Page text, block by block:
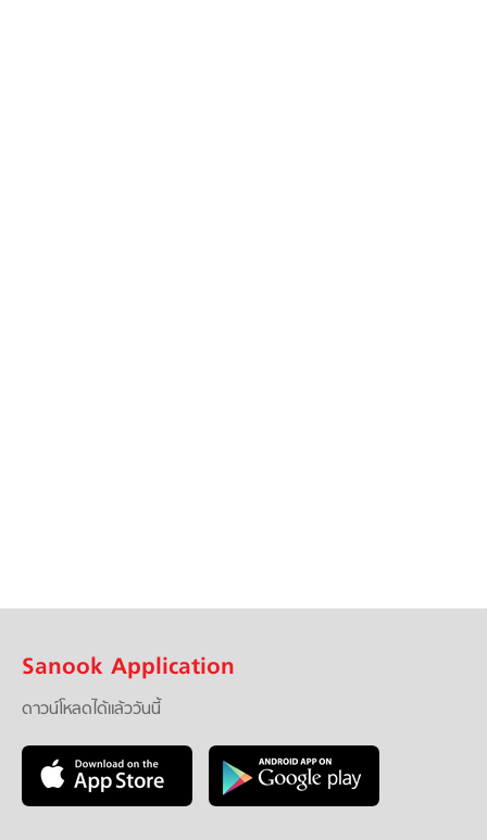
Sanook Application
ดาวน์โหลดได้แล้ววันนี้